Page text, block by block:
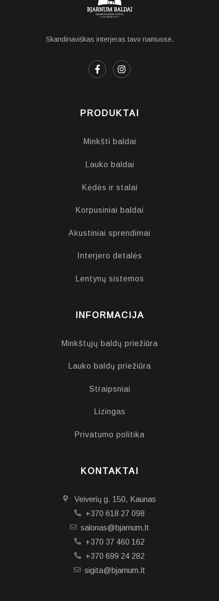
Skandinaviškas interjeras tavo namuose.
PRODUKTAI
Minkšti baldai
Lauko baldai
Kėdės ir stalai
Korpusiniai baldai
Akustiniai sprendimai
Interjero detalės
Lentynų sistemos
INFORMACIJA
Minkštųjų baldų priežiūra
Lauko baldų priežiūra
Straipsniai
Lizingas
Privatumo politika
KONTAKTAI
Veiverių g. 150, Kaunas
+370 618 27 098
salonas@bjarnum.lt
+370 37 460 162
+370 699 24 282
sigita@bjarnum.lt